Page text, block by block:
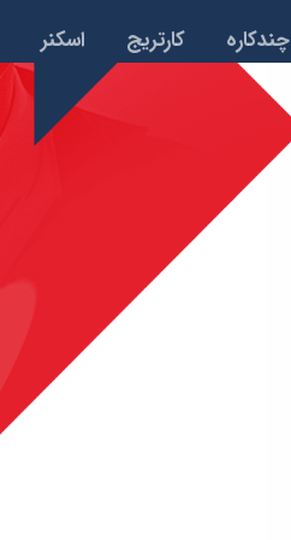
چندکاره کارتریج اسکنر